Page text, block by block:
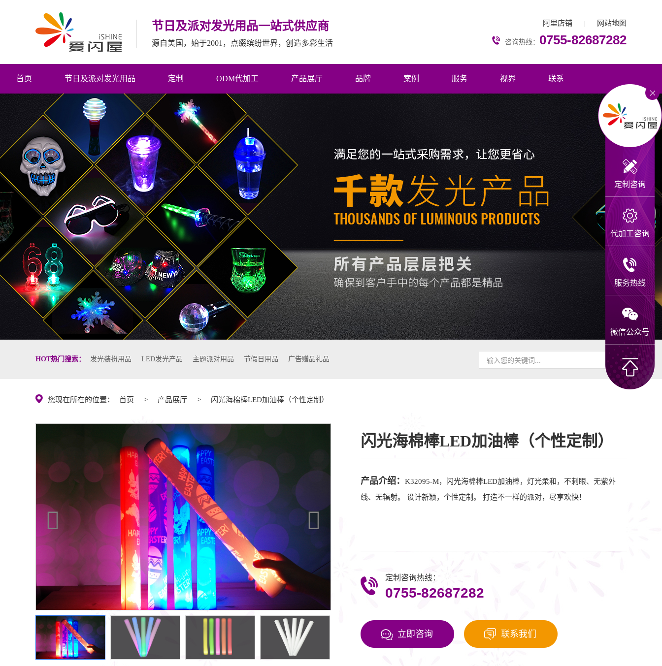
节日及派对发光用品一站式供应商
源自美国，始于2001，点缀缤纷世界，创造多彩生活
阿里店铺 网站地图
咨询热线： 0755-82687282
首页 节日及派对发光用品 定制 ODM代加工 产品展厅 品牌 案例 服务 视界 联系
HOT热门搜索： 发光装扮用品 LED发光产品 主题派对用品 节假日用品 广告赠品礼品
您现在所在的位置： 首页 > 产品展厅 > 闪光海棉棒LED加油棒（个性定制）
闪光海棉棒LED加油棒（个性定制）
产品介绍：
K32095-M，闪光海棉棒LED加油棒，灯光柔和，不刺眼、无紫外
线、无辐射。 设计新颖，个性定制。 打造不一样的派对，尽享欢快！
定制咨询热线：
0755-82687282
立即咨询 联系我们
定制咨询
代加工咨询
服务热线
微信公众号